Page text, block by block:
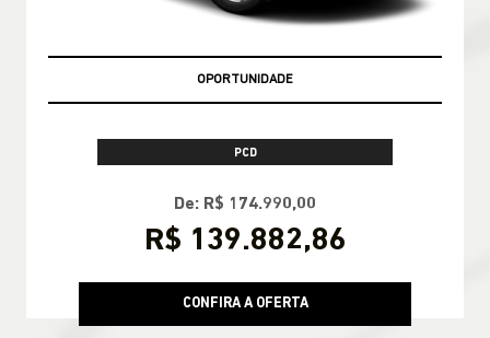
OPORTUNIDADE
PCD
De: R$ 174.990,00
R$ 139.882,86
CONFIRA A OFERTA